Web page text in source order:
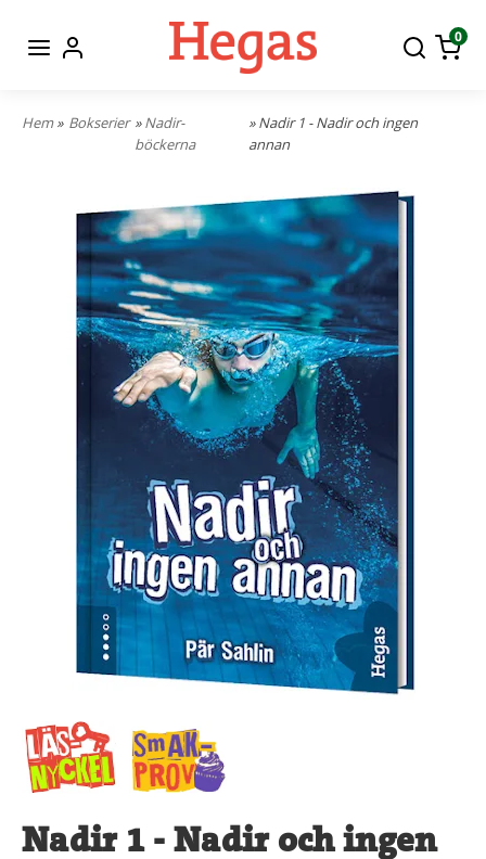
0
Hem» Bokserier »Nadir-
böckerna
» Nadir 1 - Nadir och ingen
annan
Nadir 1 - Nadir och ingen